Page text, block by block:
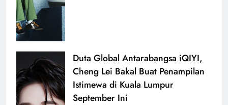
Duta Global Antarabangsa iQIYI,
Cheng Lei Bakal Buat Penampilan
Istimewa di Kuala Lumpur
September Ini